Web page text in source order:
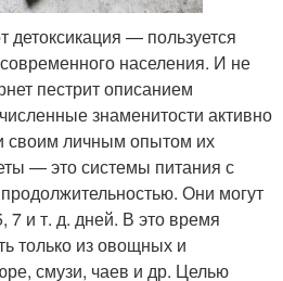
— пользуется
населения. И не
пестрит описанием
знаменитости активно
своим личным опытом их
— это системы питания с
Они могут
7 и т. д. дней. В это время
только из овощных и
смузи, чаев и др. Целью